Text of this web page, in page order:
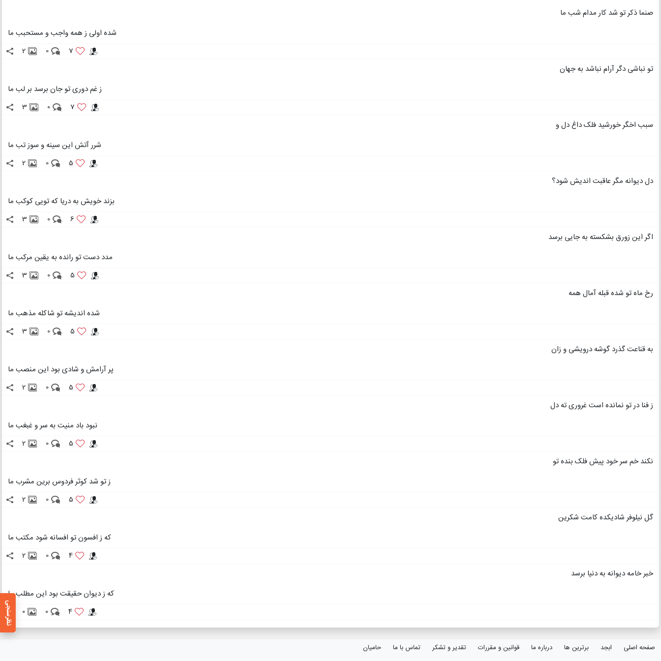
صنما ذکر تو شد کار مدام شب ما
شده اولی ز همه واجب و مستحبب ما
7
0
2
تو نباشی دگر آرام نباشد به جهان
ز غم دوری تو جان برسد بر لب ما
7
0
3
سبب اخگر خورشید فلک داغ دل و
شرر آتش این سینه و سوز تب ما
5
0
2
دل دیوانه مگر عاقبت اندیش شود؟
بزند خویش به دریا که تویی کوکب ما
6
0
3
اگر این زورق بشکسته به جایی برسد
مدد دست تو رانده به یقین مرکب ما
5
0
3
رخ ماه تو شده قبله آمال همه
شده اندیشه تو شاکله مذهب ما
5
0
3
به قناعت گذرد گوشه درویشی و زان
پر آرامش و شادی بود این منصب ما
5
0
2
ز فنا در تو نمانده است غروری ته دل
نبود باد منیت به سر و غبغب ما
5
0
2
نکند خم سر خود پیش فلک بنده تو
ز تو شد کوثر فردوس برین مشرب ما
5
0
2
گل نیلوفر شادیکده کامت شکرین
که ز افسون تو افسانه شود مکتب ما
4
0
2
خبر خامه دیوانه به دنیا برسد
که ز دیوان حقیقت بود این مطلب ما
4
0
0
صفحه اصلی ابجد برترین ها درباره ما قوانین و مقررات تقدیر و تشکر تماس با ما حامیان
نظرسنجی